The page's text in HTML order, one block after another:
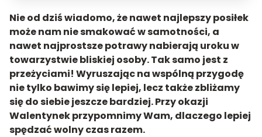
Nie od dziś wiadomo, że nawet najlepszy posiłek
może nam nie smakować w samotności, a
nawet najprostsze potrawy nabierają uroku w
towarzystwie bliskiej osoby. Tak samo jest z
przeżyciami! Wyruszając na wspólną przygodę
nie tylko bawimy się lepiej, lecz także zbliżamy
się do siebie jeszcze bardziej. Przy okazji
Walentynek przypomnimy Wam, dlaczego lepiej
spędzać wolny czas razem.